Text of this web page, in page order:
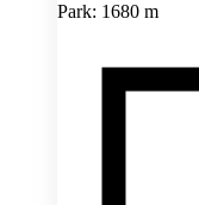
Park: 1680 m